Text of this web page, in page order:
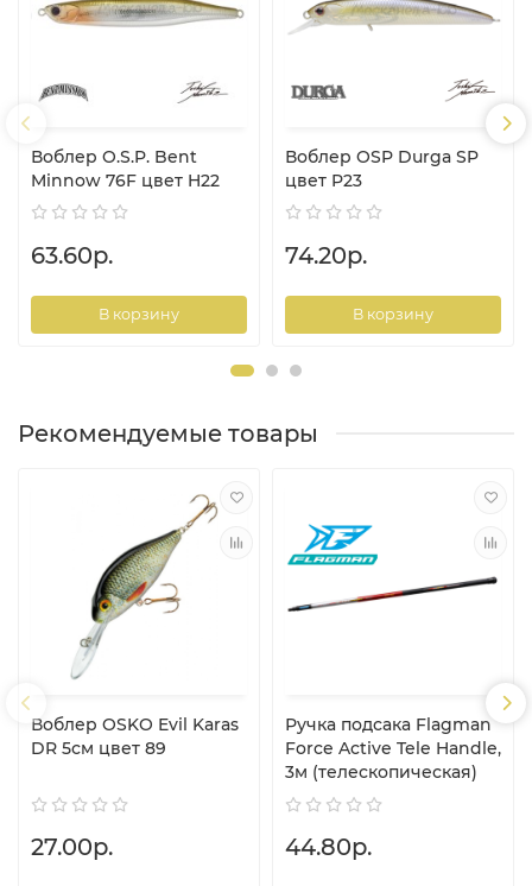
Воблер O.S.P. Bent
Minnow 76F цвет H22
63.60р.
В корзину
Воблер OSP Durga SP
цвет P23
74.20р.
В корзину
Рекомендуемые товары
Воблер OSKO Evil Karas
DR 5см цвет 89
27.00р.
Ручка подсака Flagman
Force Active Tele Handle,
3м (телескопическая)
44.80р.